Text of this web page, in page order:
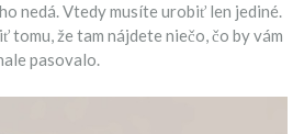
nedá. Vtedy musíte urobiť len jediné.
že tam nájdete niečo, čo by vám
pasovalo.